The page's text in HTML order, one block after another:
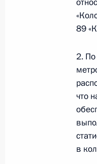
26
12
12
89
2.
что
в